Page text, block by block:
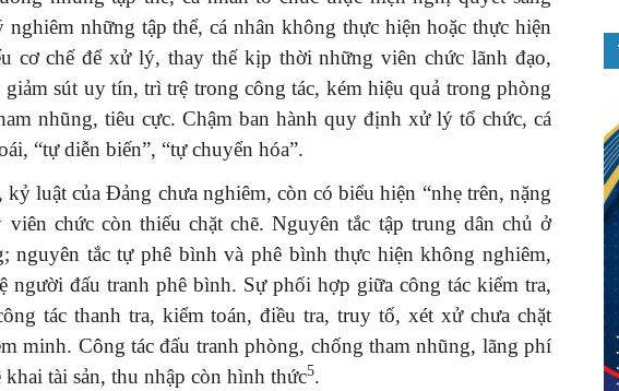
những tập thể, cá nhân không thực hiện hoặc thực hiện
cơ chế để xử lý, thay thế kịp thời những viên chức lãnh đạo,
sút uy tín, trì trệ trong công tác, kém hiệu quả trong phòng
nhũng, tiêu cực. Chậm ban hành quy định xử lý tổ chức, cá
“tự diễn biến”, “tự chuyển hóa”.
luật của Đảng chưa nghiêm, còn có biểu hiện “nhẹ trên, nặng
chức còn thiếu chặt chẽ. Nguyên tắc tập trung dân chủ ở
nguyên tắc tự phê bình và phê bình thực hiện không nghiêm,
người đấu tranh phê bình. Sự phối hợp giữa công tác kiểm tra,
tác thanh tra, kiểm toán, điều tra, truy tố, xét xử chưa chặt
minh. Công tác đấu tranh phòng, chống tham nhũng, lãng phí
khai tài sản, thu nhập còn hình thức5.